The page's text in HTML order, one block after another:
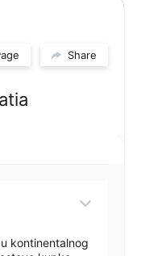
Share
kontinentalnog